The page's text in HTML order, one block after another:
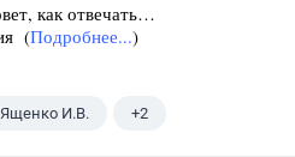
как отвечать…
(Подробнее...)
Ященко И.В. +2